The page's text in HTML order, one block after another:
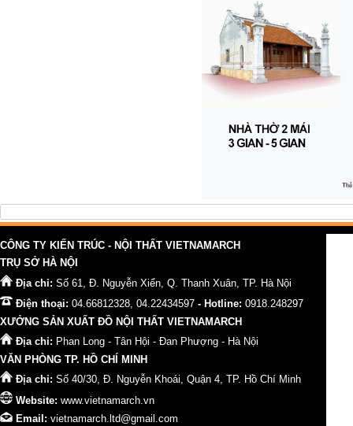
CÔNG TY KIẾN TRÚC - NỘI THẤT VIETNAMARCH
TRỤ SỞ HÀ NỘI
Địa chỉ: Số 61, Đ. Nguyễn Xiển, Q. Thanh Xuân, TP. Hà Nội
Điện thoại: 04.66812328, 04.22434597 - Hotline: 0918.248297
XƯỞNG SẢN XUẤT ĐỒ NỘI THẤT VIETNAMARCH
Địa chỉ: Phan Long - Tân Hội - Đan Phượng - Hà Nội
VĂN PHÒNG TP. HỒ CHÍ MINH
Địa chỉ: Số 40/30, Đ. Nguyễn Khoái, Quận 4, TP. Hồ Chí Minh
Website: www.vietnamarch.vn
Email: vietnamarch.ltd@gmail.com